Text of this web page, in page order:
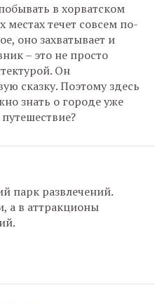
в хорватском
местах течет совсем по-
оно захватывает и
– это не просто
Он
сказку. Поэтому здесь
знать о городе уже
парк развлечений.
а в аттракционы